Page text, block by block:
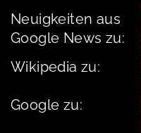
Neuigkeiten aus
Google News zu:
Wikipedia zu:
Google zu: